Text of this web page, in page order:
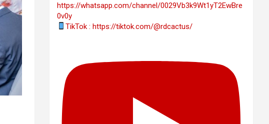
https://whatsapp.com/channel/0029Vb3k9Wt1yT2EwBre
0v0y
TikTok : https://tiktok.com/@rdcactus/